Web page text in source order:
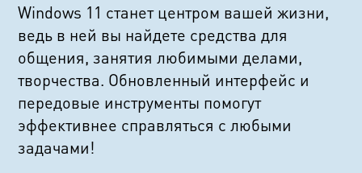
Windows 11 станет центром вашей жизни,
ведь в ней вы найдете средства для
общения, занятия любимыми делами,
творчества. Обновленный интерфейс и
передовые инструменты помогут
эффективнее справляться с любыми
задачами!